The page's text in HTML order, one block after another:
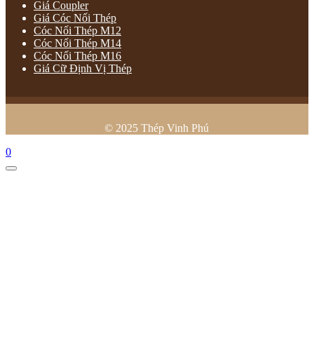
Giá Coupler
Giá Cóc Nối Thép
Cóc Nối Thép M12
Cóc Nối Thép M14
Cóc Nối Thép M16
Giá Cữ Định Vị Thép
© 2025 Thép Vinh Phú
0